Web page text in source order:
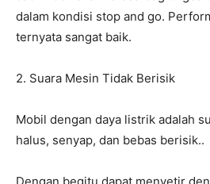
dalam kondisi stop and go.
ternyata sangat baik.
2. Suara Mesin Tidak Berisik
Mobil dengan daya listrik adalah
halus, senyap, dan bebas berisik..
Dengan begitu dapat menyetir